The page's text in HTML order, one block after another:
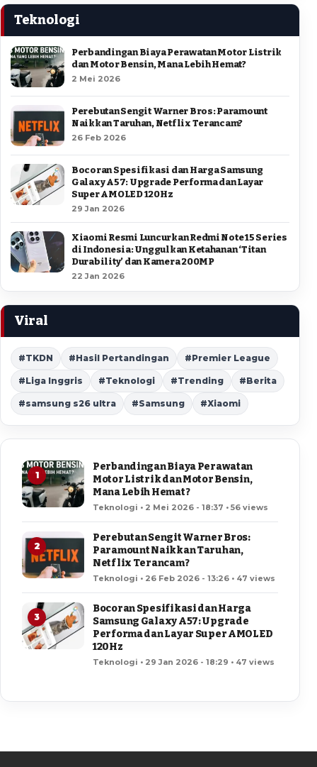
Teknologi
Perbandingan Biaya Perawatan Motor Listrik
dan Motor Bensin, Mana Lebih Hemat?
2 Mei 2026
Perebutan Sengit Warner Bros: Paramount
Naikkan Taruhan, Netflix Terancam?
26 Feb 2026
Bocoran Spesifikasi dan Harga Samsung
Galaxy A57: Upgrade Performa dan Layar
Super AMOLED 120Hz
29 Jan 2026
Xiaomi Resmi Luncurkan Redmi Note 15 Series
di Indonesia: Unggulkan Ketahanan ‘Titan
Durability’ dan Kamera 200MP
22 Jan 2026
Viral
#TKDN #Hasil Pertandingan #Premier League
#Liga Inggris #Teknologi #Trending #Berita
#samsung s26 ultra #Samsung #Xiaomi
1
Perbandingan Biaya Perawatan
Motor Listrik dan Motor Bensin,
Mana Lebih Hemat?
Teknologi • 2 Mei 2026 - 18:37 • 56 views
2
Perebutan Sengit Warner Bros:
Paramount Naikkan Taruhan,
Netflix Terancam?
Teknologi • 26 Feb 2026 - 13:26 • 47 views
3
Bocoran Spesifikasi dan Harga
Samsung Galaxy A57: Upgrade
Performa dan Layar Super AMOLED
120Hz
Teknologi • 29 Jan 2026 - 18:29 • 47 views